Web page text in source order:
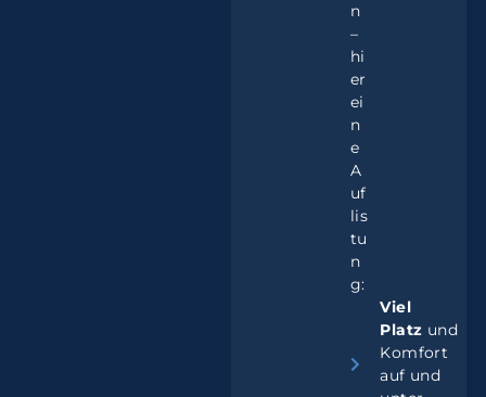
n
–
hi
er
ei
n
e
A
uf
lis
tu
n
g:
Viel
Platz und
Komfort
auf und